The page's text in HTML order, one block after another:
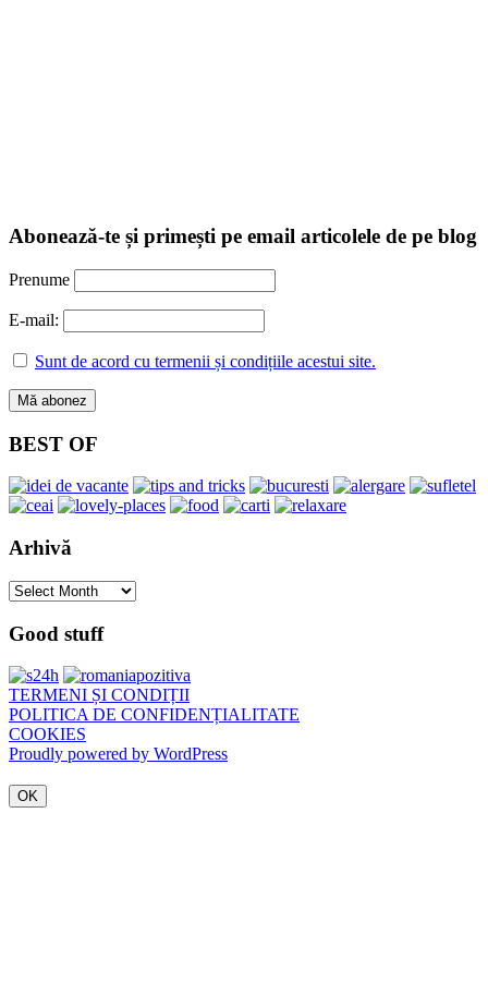
Abonează-te și primești pe email articolele de pe blog
Prenume
E-mail:
Sunt de acord cu termenii și condițiile acestui site.
BEST OF
Arhivă
Arhivă
Good stuff
TERMENI ȘI CONDIȚII
POLITICA DE CONFIDENȚIALITATE
COOKIES
Proudly powered by WordPress
OK